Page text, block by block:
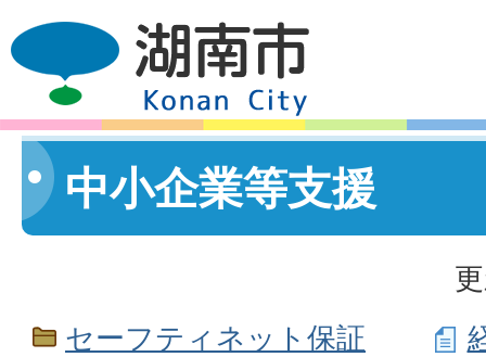
中小企業等支援
セーフティネット保証